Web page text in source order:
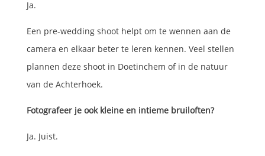
Ja.
Een pre-wedding shoot helpt om te wennen aan de
camera en elkaar beter te leren kennen. Veel stellen
plannen deze shoot in Doetinchem of in de natuur
van de Achterhoek.
Fotografeer je ook kleine en intieme bruiloften?
Ja. Juist.